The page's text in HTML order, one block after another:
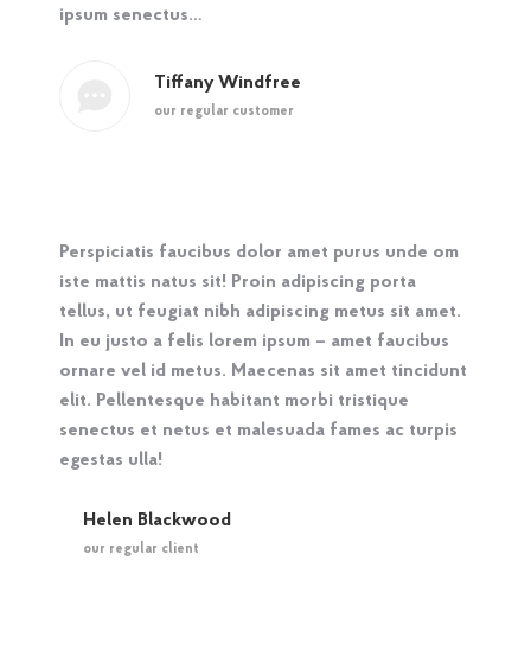
Tiffany Windfree
our regular customer
ipsum senectus…
Helen Blackwood
our regular client
Perspiciatis faucibus dolor amet purus unde om
iste mattis natus sit! Proin adipiscing porta
tellus, ut feugiat nibh adipiscing metus sit amet.
In eu justo a felis lorem ipsum – amet faucibus
ornare vel id metus. Maecenas sit amet tincidunt
elit. Pellentesque habitant morbi tristique
senectus et netus et malesuada fames ac turpis
egestas ulla!